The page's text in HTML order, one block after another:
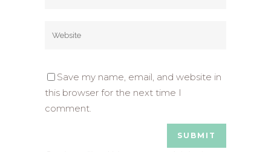
Save my name, email, and website in
this browser for the next time I
comment.